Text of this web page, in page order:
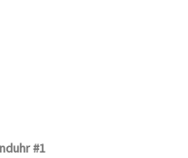
#1